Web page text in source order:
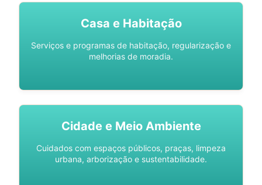
Casa e Habitação
Serviços e programas de habitação, regularização e
melhorias de moradia.
Cidade e Meio Ambiente
Cuidados com espaços públicos, praças, limpeza
urbana, arborização e sustentabilidade.